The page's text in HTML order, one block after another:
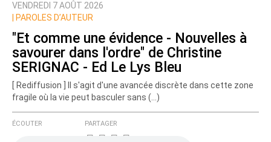
Nom
Courriel (non publié)
Ajoutez votre commentaire ici
VENDREDI 7 AOÛT 2026
PAROLES D’AUTEUR
"Et comme une évidence - Nouvelles à
savourer dans l'ordre" de Christine
SERIGNAC - Ed Le Lys Bleu
[ Rediffusion ] Il s'agit d'une avancée discrète dans cette zone
fragile où la vie peut basculer sans (…)
ÉCOUTER PARTAGER